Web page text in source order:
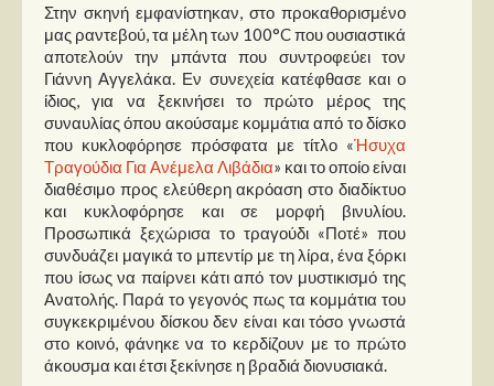
Στην σκηνή εμφανίστηκαν, στο προκαθορισμένο
μας ραντεβού, τα μέλη των 100°C που ουσιαστικά
αποτελούν την μπάντα που συντροφεύει τον
Γιάννη Αγγελάκα. Εν συνεχεία κατέφθασε και ο
ίδιος, για να ξεκινήσει το πρώτο μέρος της
συναυλίας όπου ακούσαμε κομμάτια από το δίσκο
που κυκλοφόρησε πρόσφατα με τίτλο «Ήσυχα
Τραγούδια Για Ανέμελα Λιβάδια» και το οποίο είναι
διαθέσιμο προς ελεύθερη ακρόαση στο διαδίκτυο
και κυκλοφόρησε και σε μορφή βινυλίου.
Προσωπικά ξεχώρισα το τραγούδι «Ποτέ» που
συνδυάζει μαγικά το μπεντίρ με τη λίρα, ένα ξόρκι
που ίσως να παίρνει κάτι από τον μυστικισμό της
Ανατολής. Παρά το γεγονός πως τα κομμάτια του
συγκεκριμένου δίσκου δεν είναι και τόσο γνωστά
στο κοινό, φάνηκε να το κερδίζουν με το πρώτο
άκουσμα και έτσι ξεκίνησε η βραδιά διονυσιακά.